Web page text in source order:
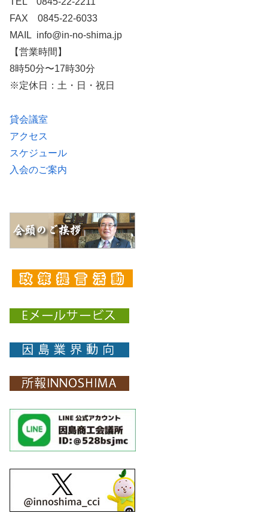
FAX 0845-22-6033
MAIL info@in-no-shima.jp
【営業時間】
8時50分〜17時30分
※定休日：土・日・祝日
貸会議室
アクセス
スケジュール
入会のご案内